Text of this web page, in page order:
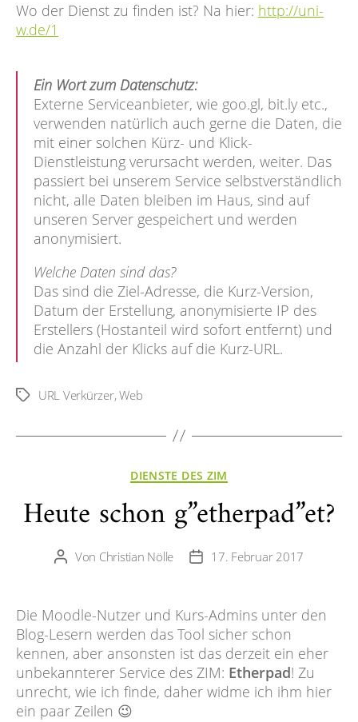
Wo der Dienst zu finden ist? Na hier: http://uni-
w.de/1
Ein Wort zum Datenschutz:
Externe Serviceanbieter, wie goo.gl, bit.ly etc.,
verwenden natürlich auch gerne die Daten, die
mit einer solchen Kürz- und Klick-
Dienstleistung verursacht werden, weiter. Das
passiert bei unserem Service selbstverständlich
nicht, alle Daten bleiben im Haus, sind auf
unseren Server gespeichert und werden
anonymisiert.
Welche Daten sind das?
Das sind die Ziel-Adresse, die Kurz-Version,
Datum der Erstellung, anonymisierte IP des
Erstellers (Hostanteil wird sofort entfernt) und
die Anzahl der Klicks auf die Kurz-URL.
Schlagwörter
URL Verkürzer,Web
Kategorien
DIENSTE DES ZIM
Heute schon g”etherpad”et?
Beitragsautor
Von Christian Nölle Veröffentlichungsdatum
17. Februar 2017
Die Moodle-Nutzer und Kurs-Admins unter den
Blog-Lesern werden das Tool sicher schon
kennen, aber ansonsten ist das derzeit ein eher
unbekannterer Service des ZIM: Etherpad! Zu
unrecht, wie ich finde, daher widme ich ihm hier
ein paar Zeilen 😉